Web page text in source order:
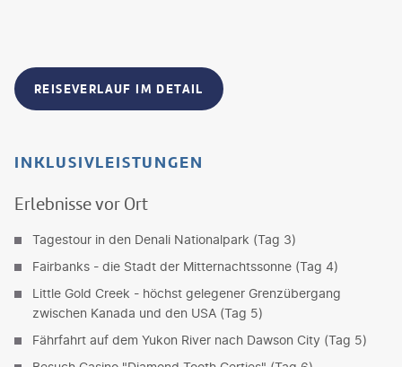
REISEVERLAUF IM DETAIL
INKLUSIVLEISTUNGEN
Erlebnisse vor Ort
Tagestour in den Denali Nationalpark (Tag 3)
Fairbanks - die Stadt der Mitternachtssonne (Tag 4)
Little Gold Creek - höchst gelegener Grenzübergang
zwischen Kanada und den USA (Tag 5)
Fährfahrt auf dem Yukon River nach Dawson City (Tag 5)